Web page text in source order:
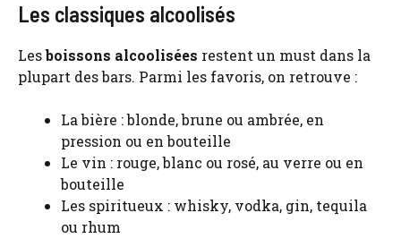
Les classiques alcoolisés
Lesboissons alcoolisées restent un must dans la
plupart des bars. Parmi les favoris, on retrouve :
La bière : blonde, brune ou ambrée, en
pression ou en bouteille
Le vin : rouge, blanc ou rosé, au verre ou en
bouteille
Les spiritueux : whisky, vodka, gin, tequila
ou rhum